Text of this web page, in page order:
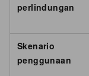
perlindungan
Skenario
penggunaan